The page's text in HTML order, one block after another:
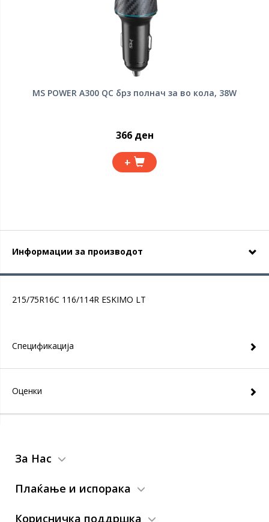
MS POWER A300 QC брз полнач за во кола, 38W
366 ден
+
Информации за производот
215/75R16C 116/114R ESKIMO LT
Спецификација
Оценки
За Нас
Плаќање и испорака
Корисничка поддршка